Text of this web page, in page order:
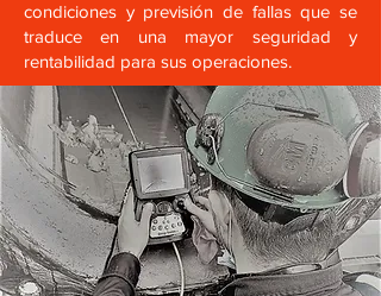
condiciones y previsión de fallas que se
traduce en una mayor seguridad y
rentabilidad para sus operaciones.